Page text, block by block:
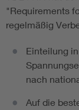
"Requirements
regelmäßig
Einteilung
nach
Auf die